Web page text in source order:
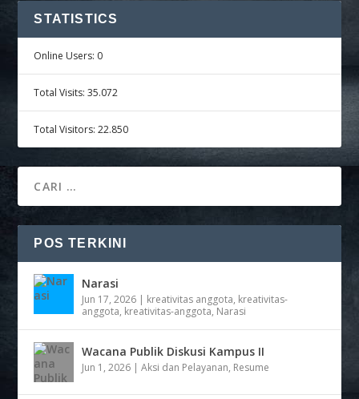
STATISTICS
Online Users: 0
Total Visits:35.072
Total Visitors:22.850
POS TERKINI
Narasi
Jun 17, 2026 | kreativitas anggota, kreativitas-
anggota, kreativitas-anggota, Narasi
Wacana Publik Diskusi Kampus II
Jun 1, 2026 |Aksi dan Pelayanan, Resume